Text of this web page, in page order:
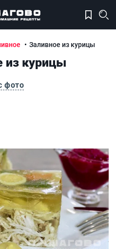
Заливное из курицы
из курицы
фото